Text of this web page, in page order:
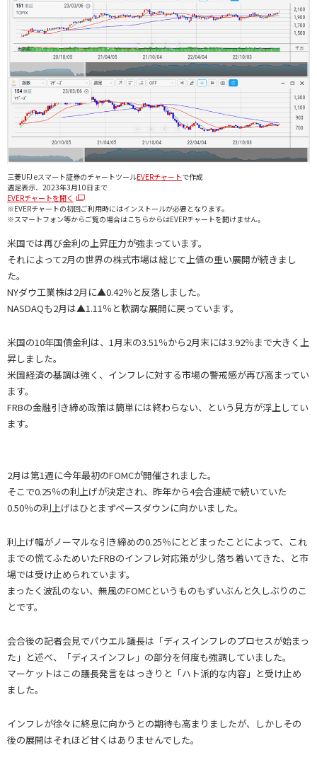
三菱UFJ eスマート証券のチャートツールEVERチャートで作成
週足表示、2023年3月10日まで
EVERチャートを開く
※EVERチャートの初回ご利用時にはインストールが必要となります。
※スマートフォン等からご覧の場合はこちらからはEVERチャートを開けません。
米国では再び金利の上昇圧力が強まっています。
それによって2月の世界の株式市場は総じて上値の重い展開が続きまし
た。
NYダウ工業株は2月に▲0.42％と反落しました。
NASDAQも2月は▲1.11％と軟調な展開に戻っています。
米国の10年国債金利は、1月末の3.51％から2月末には3.92％まで大きく上
昇しました。
米国経済の基調は強く、インフレに対する市場の警戒感が再び高まってい
ます。
FRBの金融引き締め政策は簡単には終わらない、という見方が浮上してい
ます。
2月は第1週に今年最初のFOMCが開催されました。
そこで0.25％の利上げが決定され、昨年から4会合連続で続いていた
0.50％の利上げはひとまずペースダウンに向かいました。
利上げ幅がノーマルな引き締めの0.25％にとどまったことによって、これ
までの慌てふためいたFRBのインフレ対応策が少し落ち着いてきた、と市
場では受け止められています。
まったく波乱のない、無風のFOMCというものもずいぶんと久しぶりのこ
とです。
会合後の記者会見でパウエル議長は「ディスインフレのプロセスが始まっ
た」と述べ、「ディスインフレ」の部分を何度も強調していました。
マーケットはこの議長発言をはっきりと「ハト派的な内容」と受け止め
ました。
インフレが徐々に終息に向かうとの期待も高まりましたが、しかしその
後の展開はそれほど甘くはありませんでした。